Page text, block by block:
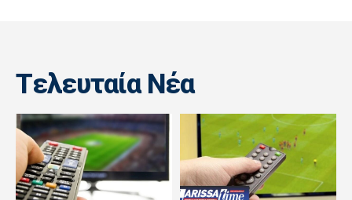
Tελευταία Nέα